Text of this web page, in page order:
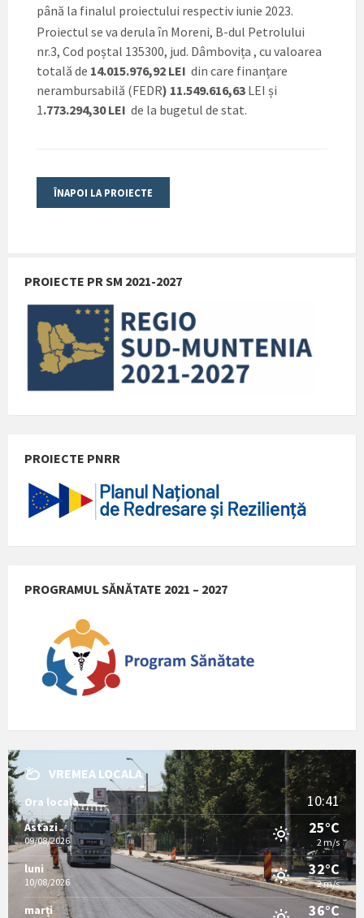
până la finalul proiectului respectiv iunie 2023.
Proiectul se va derula în Moreni, B-dul Petrolului
nr.3, Cod poștal 135300, jud. Dâmbovița , cu valoarea
totală de 14.015.976,92 LEI din care finanțare
nerambursabilă (FEDR) 11.549.616,63 LEI și
1.773.294,30 LEI de la bugetul de stat.
PROIECTE PR SM 2021-2027
PROIECTE PNRR
PROGRAMUL SĂNĂTATE 2021 – 2027
VREMEA LOCALA
Ora locala 10:41
Astazi
09/08/2026
25°C
2 m/s
luni
10/08/2026
32°C
2 m/s
marți 36°C